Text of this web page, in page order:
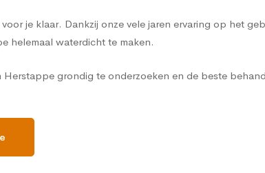
je klaar. Dankzij onze vele jaren ervaring op het
helemaal waterdicht te maken.
grondig te onderzoeken en de beste